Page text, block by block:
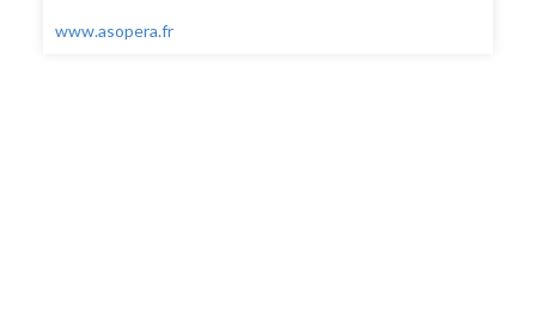
www.asopera.fr